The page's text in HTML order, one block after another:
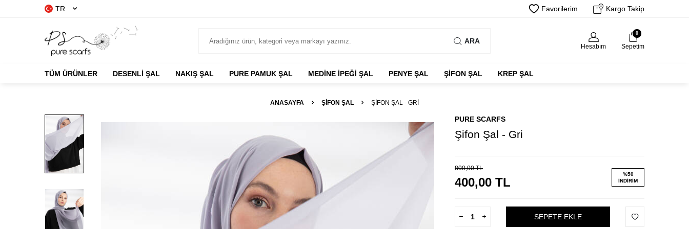
TR Favorilerim Kargo Takip
ARA
Hesabım
0
Sepetim
TÜM ÜRÜNLER DESENLİ ŞAL NAKIŞ ŞAL PURE PAMUK ŞAL MEDİNE İPEĞİ ŞAL PENYE ŞAL ŞİFON ŞAL KREP ŞAL
ANASAYFA ŞİFON ŞAL ŞIFON ŞAL - GRI
PURE SCARFS
Şifon Şal - Gri
800,00TL
400,00 TL
%50
İNDIRIM
SEPETE EKLE